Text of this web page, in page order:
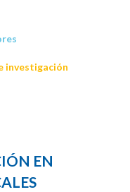
investigación
EN